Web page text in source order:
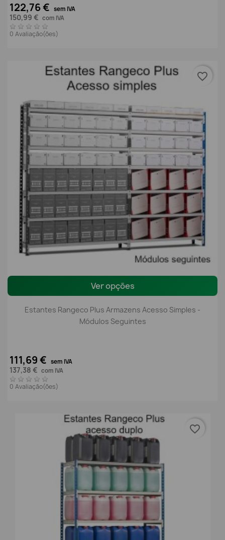
122,76 € sem IVA
150,99 € com IVA
0 Avaliação(ões)
Ver opções
Estantes Rangeco Plus Armazens Acesso Simples -
Módulos Seguintes
111,69 € sem IVA
137,38 € com IVA
0 Avaliação(ões)
favorite_border
favorite_border